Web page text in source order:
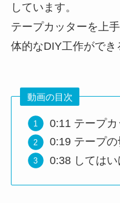
しています。
テープカッターを上
体的なDIY工作ができ
動画の目次
0:11​ テープ
0:19​ テープ
0:38​ してはい